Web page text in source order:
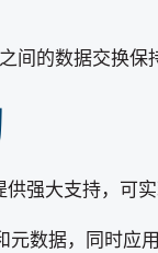
间的数据交换保
强大支持，可
数据，同时应